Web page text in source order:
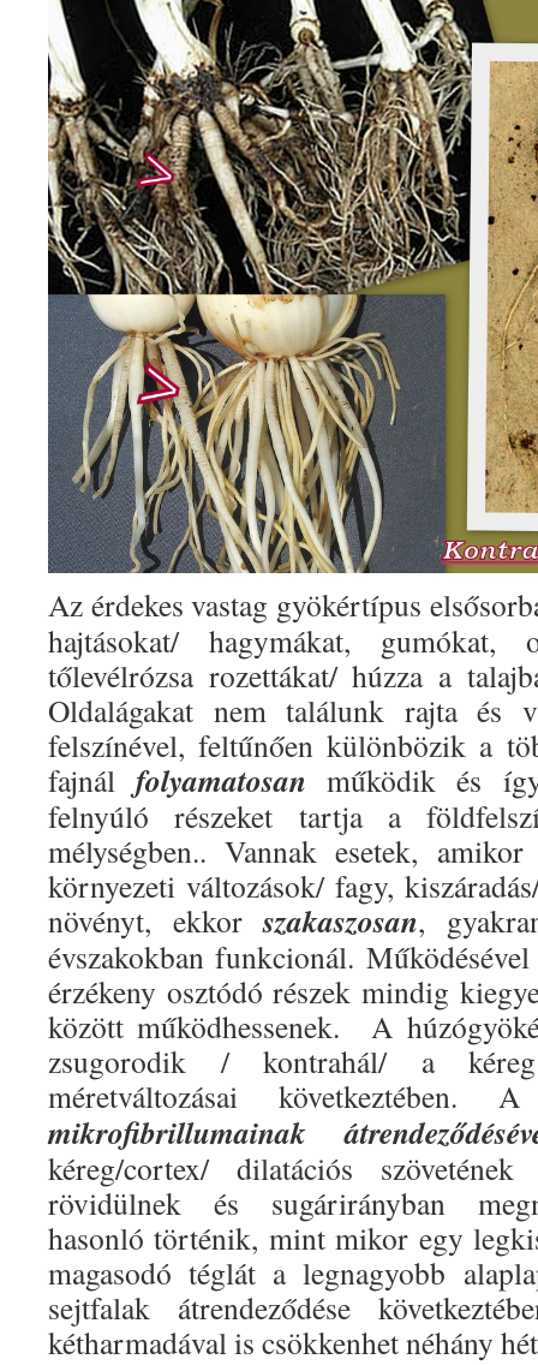
Az érdekes vastag gyökértípus
hajtásokat/ hagymákat, gumókat,
tőlevélrózsa rozettákat/ húzza a
Oldalágakat nem találunk rajta és
felszínével, feltűnően különbözik a
fajnálfolyamatosan működik és
felnyúló részeket tartja a
mélységben.. Vannak esetek,
környezeti változások/ fagy,
növényt, ekkorszakaszosan,
évszakokban funkcionál.
érzékeny osztódó részek mindig
között működhessenek.
A
zsugorodik / kontrahál/ a
méretváltozásai
mikrofibrillumainak
kéreg/cortex/ dilatációs
rövidülnek és sugárirányban
hasonló történik, mint mikor egy
magasodó téglát a legnagyobb
sejtfalak átrendeződése
kétharmadával is csökkenhet néhány